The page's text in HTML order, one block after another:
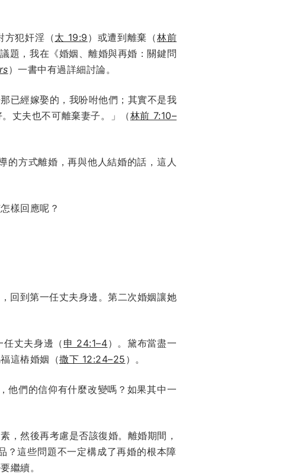
方犯奸淫（太 19:9 ）或遭到離棄（林前
題，我在《婚姻、離婚與再婚：關鍵問
）一書中有過詳細討論。
已經嫁娶的，我吩咐他們；其實不是我
丈夫也不可離棄妻子。」（林前 7:10–
的方式離婚，再與他人結婚的話，這人
樣回應呢？
回到第一任丈夫身邊。第二次婚姻讓她
丈夫身邊（ 申 24:1–4）。黛布當盡一
這樁婚姻（撒下 12:24–25 ）。
他們的信仰有什麼改變嗎？如果其中一
，然後再考慮是否該復婚。離婚期間，
？這些問題不一定構成了再婚的根本障
繼續。